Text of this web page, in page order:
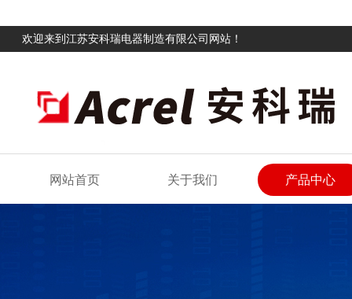
欢迎来到江苏安科瑞电器制造有限公司网站！
网站首页 关于我们 产品中心